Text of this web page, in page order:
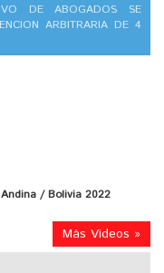
DE ABOGADOS SE
ARBITRARIA DE 4
/ Bolivia 2022
Más Videos »